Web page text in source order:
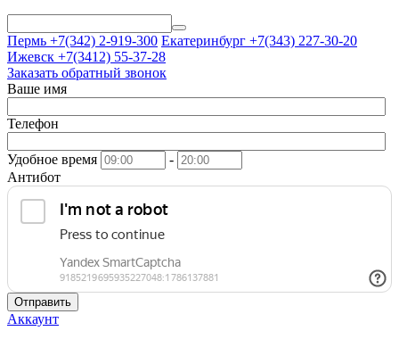
Пермь +7(342) 2-919-300 Екатеринбург +7(343) 227-30-20
Ижевск +7(3412) 55-37-28
Заказать обратный звонок
Ваше имя
Телефон
Удобное время
-
Антибот
Отправить
Аккаунт